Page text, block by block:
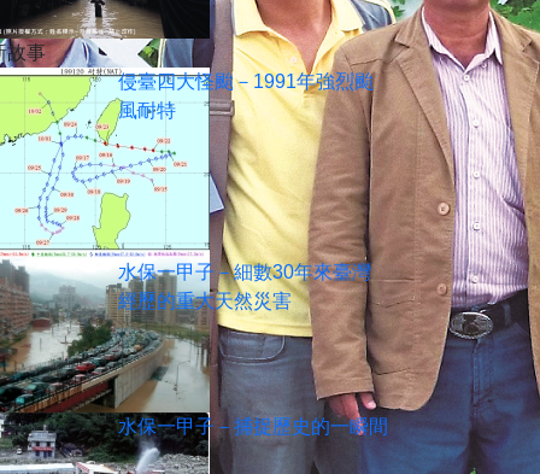
故事
侵臺四大怪颱－1991年強烈颱
風耐特
水保一甲子－細數30年來臺灣
經歷的重大天然災害
水保一甲子－捕捉歷史的一瞬間